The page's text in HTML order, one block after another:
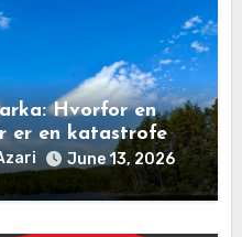
Hvorfor en
er en katastrofe
June 13, 2026